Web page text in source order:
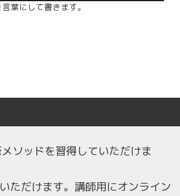
葉にして書きます。
ソッドを習得していただけま
ただけます。講師用にオンライン